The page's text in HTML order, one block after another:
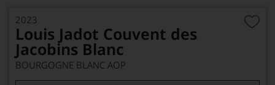
2023
Louis Jadot Couvent des
Jacobins Blanc
BOURGOGNE BLANC AOP